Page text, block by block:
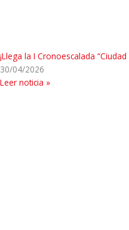
¡Llega la I Cronoescalada
30/04/2026
Leer noticia »